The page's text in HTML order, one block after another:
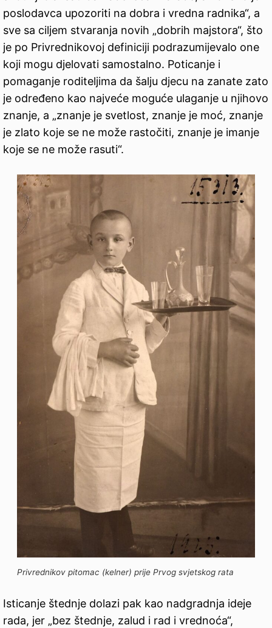
poslodavca upozoriti na dobra i vredna radnika“, a
sve sa ciljem stvaranja novih „dobrih majstora“, što
je po Privrednikovoj definiciji podrazumijevalo one
koji mogu djelovati samostalno. Poticanje i
pomaganje roditeljima da šalju djecu na zanate zato
je određeno kao najveće moguće ulaganje u njihovo
znanje, a „znanje je svetlost, znanje je moć, znanje
je zlato koje se ne može rastočiti, znanje je imanje
koje se ne može rasuti“.
Privrednikov pitomac (kelner) prije Prvog svjetskog rata
Isticanje štednje dolazi pak kao nadgradnja ideje
rada, jer „bez štednje, zalud i rad i vrednoća“,